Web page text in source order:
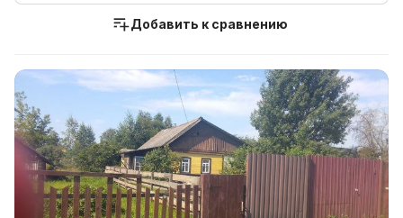
Добавить к сравнению